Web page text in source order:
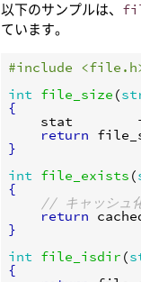
以下のサンプルは、
ています。
#include
int file_size (
{
stat
return
}
int file_exists (
{
// キャッシュ
return
}
int file_isdir (
{